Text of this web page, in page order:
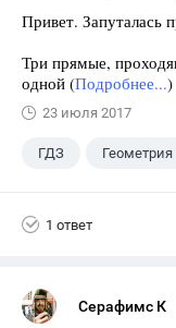
Привет. Запуталась
Три прямые,
одной (Подробнее...)
23 июля 2017
ГДЗ Геометрия
1 ответ
Серафимс К